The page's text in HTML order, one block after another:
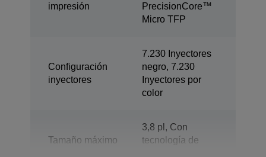
impresión
PrecisionCore™
Micro TFP
Configuración
inyectores
7.230 Inyectores
negro, 7.230
Inyectores por
color
Tamaño máximo
3,8 pl, Con
tecnología de